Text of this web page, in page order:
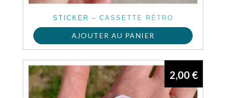
STICKER – CASSETTE RÉTRO
AJOUTER AU PANIER
2,00 €